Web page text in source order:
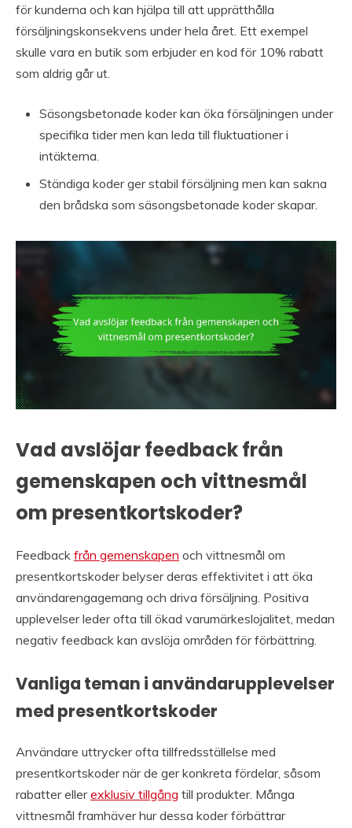
för kunderna och kan hjälpa till att upprätthålla
försäljningskonsekvens under hela året. Ett exempel
skulle vara en butik som erbjuder en kod för 10% rabatt
som aldrig går ut.
Säsongsbetonade koder kan öka försäljningen under
specifika tider men kan leda till fluktuationer i
intäkterna.
Ständiga koder ger stabil försäljning men kan sakna
den brådska som säsongsbetonade koder skapar.
Vad avslöjar feedback från
gemenskapen och vittnesmål
om presentkortskoder?
Feedback från gemenskapen och vittnesmål om
presentkortskoder belyser deras effektivitet i att öka
användarengagemang och driva försäljning. Positiva
upplevelser leder ofta till ökad varumärkeslojalitet, medan
negativ feedback kan avslöja områden för förbättring.
Vanliga teman i användarupplevelser
med presentkortskoder
Användare uttrycker ofta tillfredsställelse med
presentkortskoder när de ger konkreta fördelar, såsom
rabatter ellerexklusiv tillgång till produkter. Många
vittnesmål framhäver hur dessa koder förbättrar